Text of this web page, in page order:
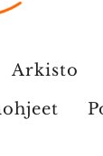
Arkisto